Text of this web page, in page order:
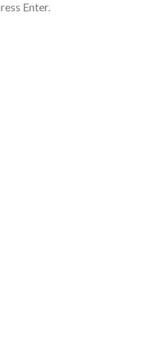
Enter.